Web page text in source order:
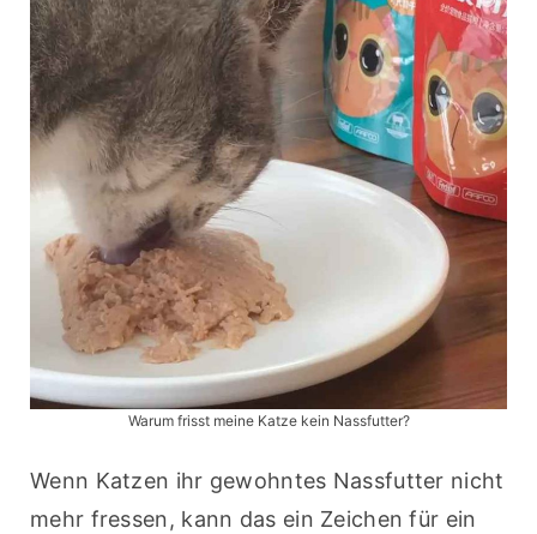
Warum frisst meine Katze kein Nassfutter?
Wenn Katzen ihr gewohntes Nassfutter nicht
mehr fressen, kann das ein Zeichen für ein